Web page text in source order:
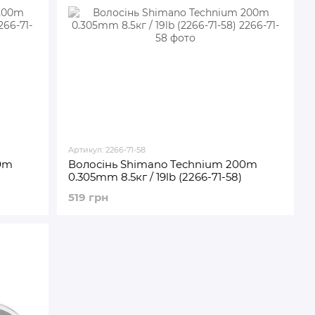
Артикул: 2266-71-58
Волосінь Shimano Technium 200m
0.305mm 8.5кг / 19lb (2266-71-58)
519 грн